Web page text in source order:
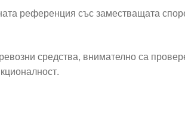
референция със заместващата
средства, внимателно са